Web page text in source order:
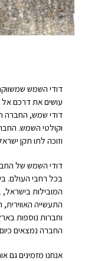
דודי השמש
עושים את דרכם
דודי שמש, החברה
וקולטי השמש.
וזוכה לתו תקן
דודי השמש של
בכל רחבי העולם.
המובילות
התעשייה
וחברות נוספות
החברה נמצאים
אנחנו מזמינים